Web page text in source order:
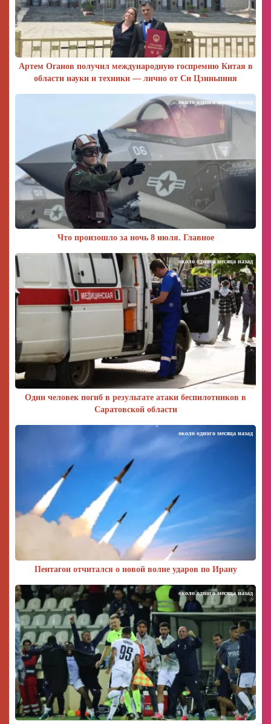
Артем Оганов получил международную госпремию Китая в
области науки и техники — лично от Си Цзиньпиня
Что произошло за ночь 8 июля. Главное
около одного месяца назад
Один человек погиб в результате атаки беспилотников в
Саратовской области
около одного месяца назад
Пентагон отчитался о новой волне ударов по Ирану
около одного месяца назад
около одного месяца назад